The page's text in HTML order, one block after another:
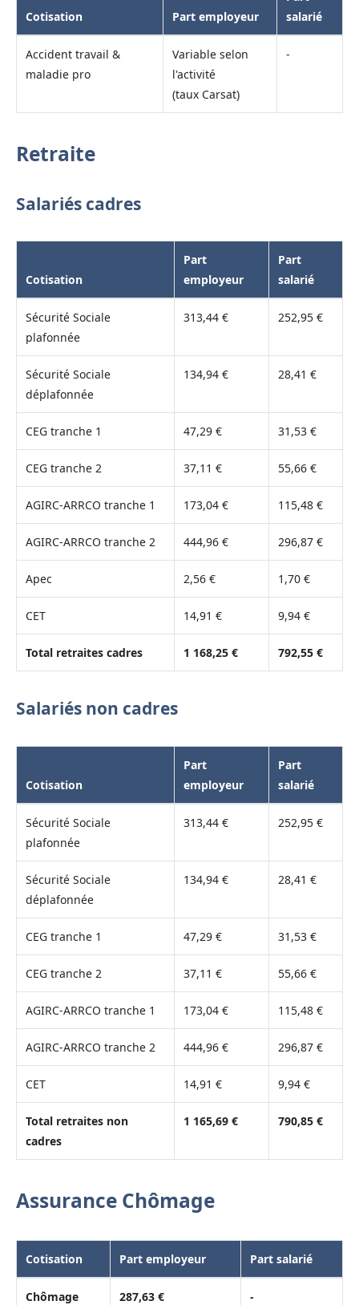
Cotisation Part employeur
salarié
Accident travail &
maladie pro
Variable selon
l'activité
(taux Carsat)
-
Retraite
Salariés cadres
Cotisation
Part
employeur
Part
salarié
Sécurité Sociale
plafonnée
313,44 € 252,95 €
Sécurité Sociale
déplafonnée
134,94 € 28,41 €
CEG tranche 1 47,29 € 31,53 €
CEG tranche 2 37,11 € 55,66 €
AGIRC-ARRCO tranche 1 173,04 € 115,48 €
AGIRC-ARRCO tranche 2 444,96 € 296,87 €
Apec 2,56 € 1,70 €
CET 14,91 € 9,94 €
Total retraites cadres 1 168,25 € 792,55 €
Salariés non cadres
Cotisation
Part
employeur
Part
salarié
Sécurité Sociale
plafonnée
313,44 € 252,95 €
Sécurité Sociale
déplafonnée
134,94 € 28,41 €
CEG tranche 1 47,29 € 31,53 €
CEG tranche 2 37,11 € 55,66 €
AGIRC-ARRCO tranche 1 173,04 € 115,48 €
AGIRC-ARRCO tranche 2 444,96 € 296,87 €
CET 14,91 € 9,94 €
Total retraites non
cadres
1 165,69 € 790,85 €
Assurance Chômage
Cotisation Part employeur Part salarié
Chômage 287,63 € -